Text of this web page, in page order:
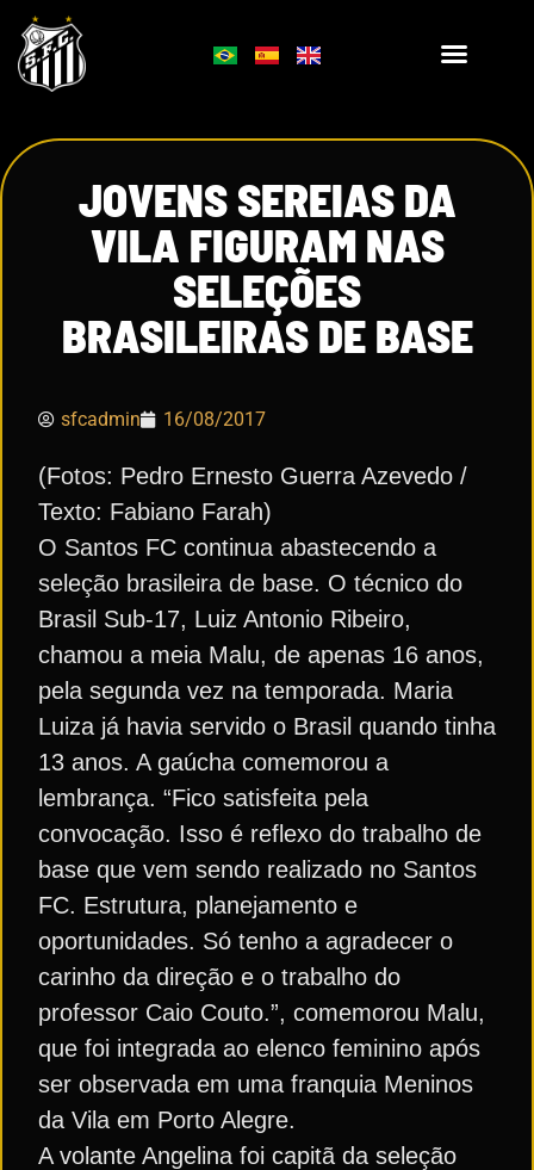
JOVENS SEREIAS DA
VILA FIGURAM NAS
SELEÇÕES
BRASILEIRAS DE BASE
sfcadmin 16/08/2017
(Fotos: Pedro Ernesto Guerra Azevedo /
Texto: Fabiano Farah)
O Santos FC continua abastecendo a
seleção brasileira de base. O técnico do
Brasil Sub-17, Luiz Antonio Ribeiro,
chamou a meia Malu, de apenas 16 anos,
pela segunda vez na temporada. Maria
Luiza já havia servido o Brasil quando tinha
13 anos. A gaúcha comemorou a
lembrança. “Fico satisfeita pela
convocação. Isso é reflexo do trabalho de
base que vem sendo realizado no Santos
FC. Estrutura, planejamento e
oportunidades. Só tenho a agradecer o
carinho da direção e o trabalho do
professor Caio Couto.”, comemorou Malu,
que foi integrada ao elenco feminino após
ser observada em uma franquia Meninos
da Vila em Porto Alegre.
A volante Angelina foi capitã da seleção